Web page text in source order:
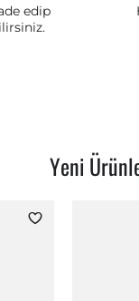
edip
Yeni